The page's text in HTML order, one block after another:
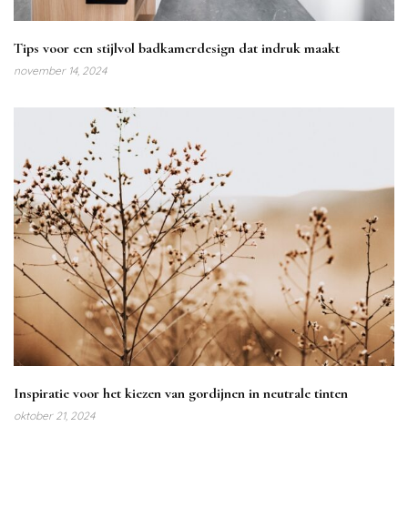
Tips voor een stijlvol badkamerdesign dat indruk maakt
november 14, 2024
Inspiratie voor het kiezen van gordijnen in neutrale tinten
oktober 21, 2024